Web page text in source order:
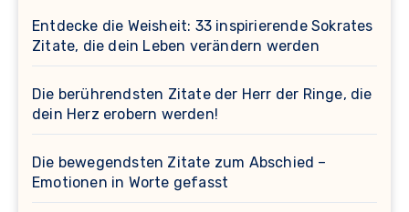
Entdecke die Weisheit: 33 inspirierende Sokrates
Zitate, die dein Leben verändern werden
Die berührendsten Zitate der Herr der Ringe, die
dein Herz erobern werden!
Die bewegendsten Zitate zum Abschied –
Emotionen in Worte gefasst